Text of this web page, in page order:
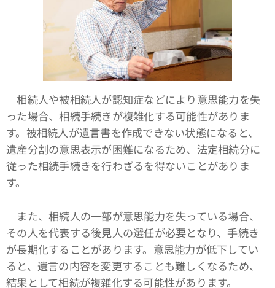
相続人や被相続人が認知症などにより意思能力を失
った場合、相続手続きが複雑化する可能性がありま
す。被相続人が遺言書を作成できない状態になると、
遺産分割の意思表示が困難になるため、法定相続分に
従った相続手続きを行わざるを得ないことがありま
す。
また、相続人の一部が意思能力を失っている場合、
その人を代表する後見人の選任が必要となり、手続き
が長期化することがあります。意思能力が低下してい
ると、遺言の内容を変更することも難しくなるため、
結果として相続が複雑化する可能性があります。